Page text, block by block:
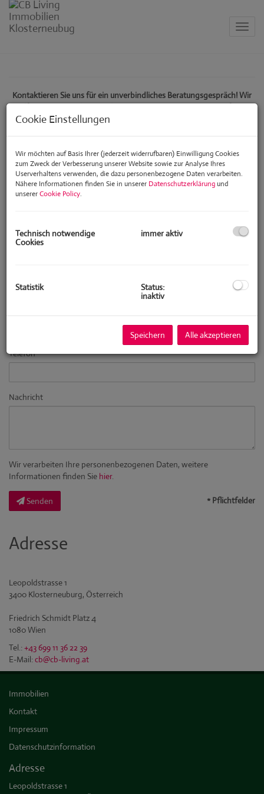
Kontaktieren Sie uns für ein unverbindliches Beratungsgespräch! Wir
helfen auch gerne bei rechtlichen Fragen rund um Miete, Kauf oder
Kontaktformular
E-Mail
Telefon
Nachricht
Wir verarbeiten Ihre personenbezogenen Daten, weitere
Informationen finden Sie hier.
Senden * Pflichtfelder
Adresse
Leopoldstrasse 1
3400 Klosterneuburg, Österreich
Friedrich Schmidt Platz 4
1080 Wien
Tel.:+43 699 11 36 22 39
E-Mail:cb@cb-living.at
Immobilien
Kontakt
Impressum
Datenschutzinformation
Adresse
Leopoldstrasse 1
Cookie Einstellungen
Wir möchten auf Basis Ihrer (jederzeit widerrufbaren) Einwilligung Cookies
zum Zweck der Verbesserung unserer Website sowie zur Analyse Ihres
Userverhaltens verwenden, die dazu personenbezogene Daten verarbeiten.
Nähere Informationen finden Sie in unserer Datenschutzerklärungund
unsererCookie Policy.
Technisch notwendige
Cookies
immer aktiv
Statistik
Status:
inaktiv
Speichern Alle akzeptieren